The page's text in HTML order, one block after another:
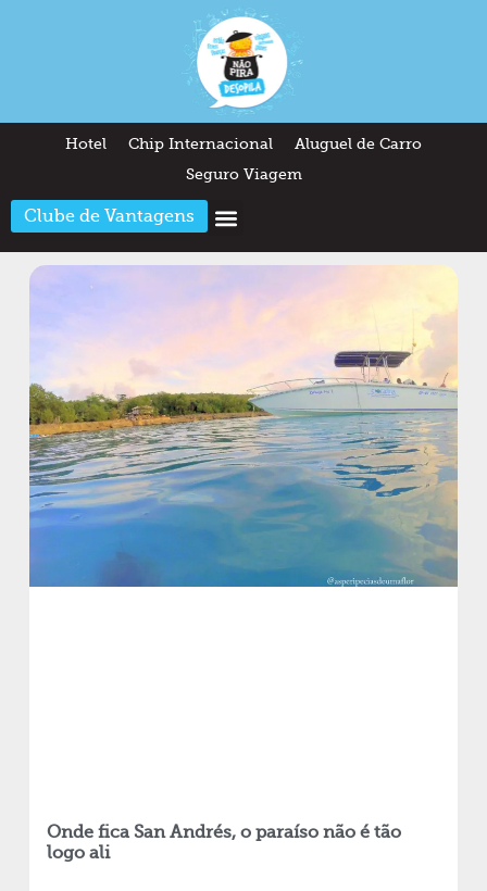
Hotel Chip Internacional
Aluguel de Carro
Seguro Viagem
Clube de Vantagens
Onde fica San Andrés, o paraíso não é tão
logo ali